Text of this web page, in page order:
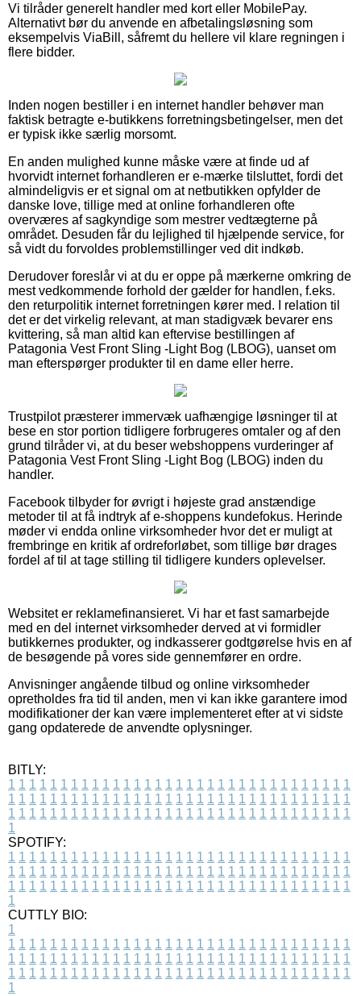
Vi tilråder generelt handler med kort eller MobilePay.
Alternativt bør du anvende en afbetalingsløsning som
eksempelvis ViaBill, såfremt du hellere vil klare regningen i
flere bidder.
Inden nogen bestiller i en internet handler behøver man
faktisk betragte e-butikkens forretningsbetingelser, men det
er typisk ikke særlig morsomt.
En anden mulighed kunne måske være at finde ud af
hvorvidt internet forhandleren er e-mærke tilsluttet, fordi det
almindeligvis er et signal om at netbutikken opfylder de
danske love, tillige med at online forhandleren ofte
overværes af sagkyndige som mestrer vedtægterne på
området. Desuden får du lejlighed til hjælpende service, for
så vidt du forvoldes problemstillinger ved dit indkøb.
Derudover foreslår vi at du er oppe på mærkerne omkring de
mest vedkommende forhold der gælder for handlen, f.eks.
den returpolitik internet forretningen kører med. I relation til
det er det virkelig relevant, at man stadigvæk bevarer ens
kvittering, så man altid kan eftervise bestillingen af
Patagonia Vest Front Sling -Light Bog (LBOG), uanset om
man efterspørger produkter til en dame eller herre.
Trustpilot præsterer immervæk uafhængige løsninger til at
bese en stor portion tidligere forbrugeres omtaler og af den
grund tilråder vi, at du beser webshoppens vurderinger af
Patagonia Vest Front Sling -Light Bog (LBOG) inden du
handler.
Facebook tilbyder for øvrigt i højeste grad anstændige
metoder til at få indtryk af e-shoppens kundefokus. Herinde
møder vi endda online virksomheder hvor det er muligt at
frembringe en kritik af ordreforløbet, som tillige bør drages
fordel af til at tage stilling til tidligere kunders oplevelser.
Websitet er reklamefinansieret. Vi har et fast samarbejde
med en del internet virksomheder derved at vi formidler
butikkernes produkter, og indkasserer godtgørelse hvis en af
de besøgende på vores side gennemfører en ordre.
Anvisninger angående tilbud og online virksomheder
opretholdes fra tid til anden, men vi kan ikke garantere imod
modifikationer der kan være implementeret efter at vi sidste
gang opdaterede de anvendte oplysninger.
BITLY:
1 1 1 1 1 1 1 1 1 1 1 1 1 1 1 1 1 1 1 1 1 1 1 1 1 1 1 1 1 1 1 1 1
1 1 1 1 1 1 1 1 1 1 1 1 1 1 1 1 1 1 1 1 1 1 1 1 1 1 1 1 1 1 1 1 1
1 1 1 1 1 1 1 1 1 1 1 1 1 1 1 1 1 1 1 1 1 1 1 1 1 1 1 1 1 1 1 1 1
1
SPOTIFY:
1 1 1 1 1 1 1 1 1 1 1 1 1 1 1 1 1 1 1 1 1 1 1 1 1 1 1 1 1 1 1 1 1
1 1 1 1 1 1 1 1 1 1 1 1 1 1 1 1 1 1 1 1 1 1 1 1 1 1 1 1 1 1 1 1 1
1 1 1 1 1 1 1 1 1 1 1 1 1 1 1 1 1 1 1 1 1 1 1 1 1 1 1 1 1 1 1 1 1
1
CUTTLY BIO:
1
1 1 1 1 1 1 1 1 1 1 1 1 1 1 1 1 1 1 1 1 1 1 1 1 1 1 1 1 1 1 1 1 1
1 1 1 1 1 1 1 1 1 1 1 1 1 1 1 1 1 1 1 1 1 1 1 1 1 1 1 1 1 1 1 1 1
1 1 1 1 1 1 1 1 1 1 1 1 1 1 1 1 1 1 1 1 1 1 1 1 1 1 1 1 1 1 1 1 1
1